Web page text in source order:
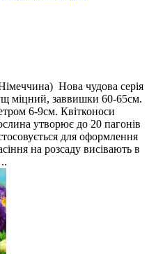
Нова чудова серія
міцний, заввишки 60-65см.
6-9см. Квітконоси
утворює до 20 пагонів
для оформлення
на розсаду висівають в